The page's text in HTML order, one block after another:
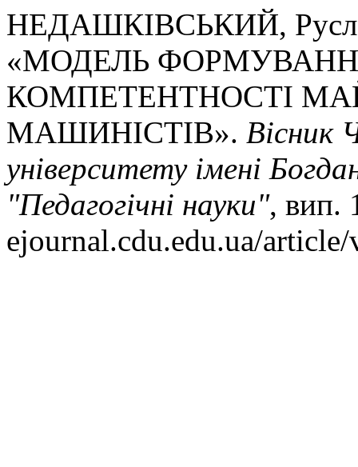
НЕДАШКІВСЬКИЙ,
«МОДЕЛЬ
КОМПЕТЕНТНОСТІ
МАШИНІСТІВ». Вісник
університету імені
"Педагогічні науки", вип.
ejournal.cdu.edu.ua/